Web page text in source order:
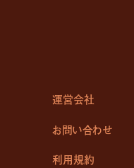
運営会社
お問い合わせ
利用規約